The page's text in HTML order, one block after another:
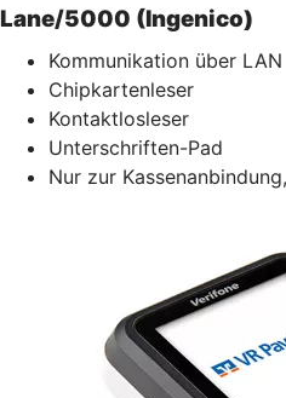
Lane/5000 (Ingenico)
Kommunikation über LAN
Chipkartenleser
Kontaktlosleser
Unterschriften-Pad
Nur zur